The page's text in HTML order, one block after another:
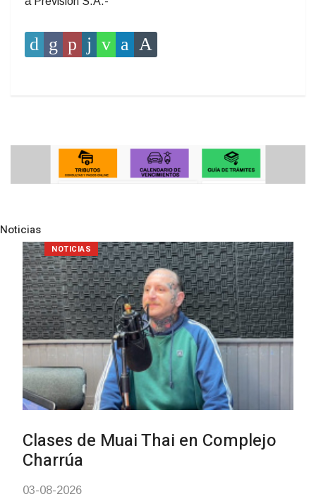
Noticias
Clases de Muai Thai en Complejo
Charrúa
03-08-2026
NOTICIAS